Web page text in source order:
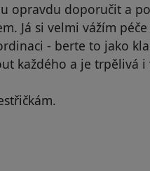
opravdu doporučit a
Já si velmi vážím
- berte to jako
každého a je trpělivá i
byl odstraněn